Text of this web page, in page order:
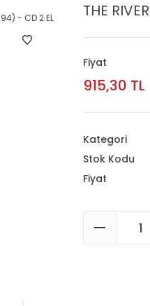
THE
Fiyat
915,30 TL
Kategori
Stok Kodu
Fiyat